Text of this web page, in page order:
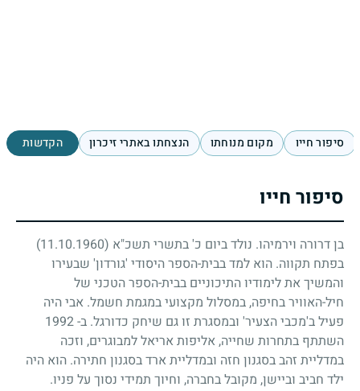
סיפור חייו מקום מנוחתו הנצחתו באתרי זיכרון הקדשות
סיפור חייו
בן דרורה וירמיהו. נולד ביום כ' בתשרי תשכ"א (11.10.1960)
בפתח תקווה. הוא למד בבית-הספר היסודי 'גורדון' שבעירו
והמשיך את לימודיו התיכוניים בבית-הספר הטכני של
חיל-האוויר בחיפה, במסלול מקצועי במגמת חשמל. אבי היה
פעיל ב'מכבי הצעיר' ובמסגרת זו גם שיחק כדורגל. ב-1992
השתתף בתחרות שחייה, אליפות אריאל למבוגרים, וזכה
במדליית זהב בסגנון חזה ובמדליית ארד בסגנון חתירה. הוא היה
ילד חביב וביישן, מקובל בחברה, וחיוך תמידי נסוך על פניו.